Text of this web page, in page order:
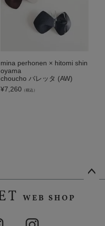
mina perhonen × hitomi shin
oyama
choucho バレッタ (AW)
¥7,260 （税込）